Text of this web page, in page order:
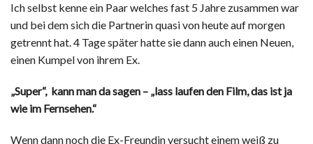
Ich selbst kenne ein Paar welches fast 5 Jahre zusammen war
und bei dem sich die Partnerin quasi von heute auf morgen
getrennt hat. 4 Tage später hatte sie dann auch einen Neuen,
einen Kumpel von ihrem Ex.
„Super“, kann man da sagen – „lass laufen den Film, das ist ja
wie im Fernsehen.“
Wenn dann noch die Ex-Freundin versucht einem weiß zu